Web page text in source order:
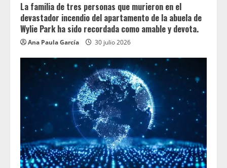
La familia de tres personas que murieron en el
devastador incendio del apartamento de la abuela de
Wylie Park ha sido recordada como amable y devota.
Ana Paula García 30 julio 2026